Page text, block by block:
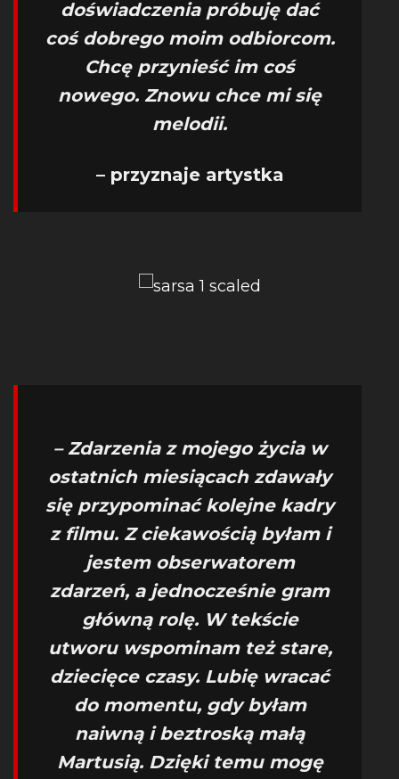
doświadczenia próbuję dać
coś dobrego moim odbiorcom.
Chcę przynieść im coś
nowego. Znowu chce mi się
melodii.
– przyznaje artystka
– Zdarzenia z mojego życia w
ostatnich miesiącach zdawały
się przypominać kolejne kadry
z filmu. Z ciekawością byłam i
jestem obserwatorem
zdarzeń, a jednocześnie gram
główną rolę. W tekście
utworu wspominam też stare,
dziecięce czasy. Lubię wracać
do momentu, gdy byłam
naiwną i beztroską małą
Martusią. Dzięki temu mogę